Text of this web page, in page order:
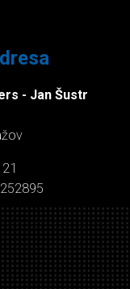
- Jan Šustr